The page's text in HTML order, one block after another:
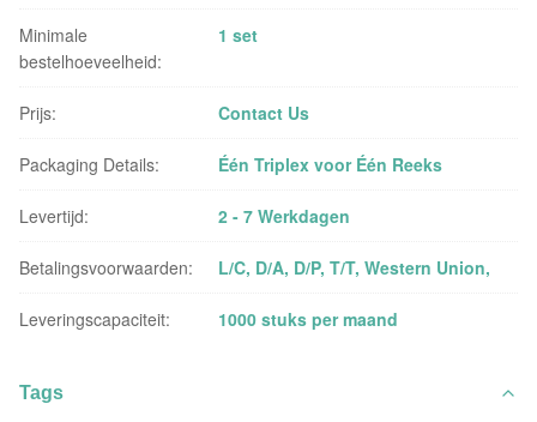
Minimale
bestelhoeveelheid:
1 set
Prijs: Contact Us
Packaging Details: Één Triplex voor Één Reeks
Levertijd: 2 - 7 Werkdagen
Betalingsvoorwaarden: L/C, D/A, D/P, T/T, Western Union,
Leveringscapaciteit: 1000 stuks per maand
Tags